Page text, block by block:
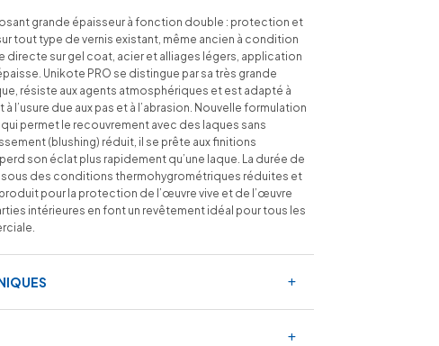
grande épaisseur à fonction double : protection et
tout type de vernis existant, même ancien à condition
directe sur gel coat, acier et alliages légers, application
Unikote PRO se distingue par sa très grande
résiste aux agents atmosphériques et est adapté à
à l’usure due aux pas et à l’abrasion. Nouvelle formulation
permet le recouvrement avec des laques sans
(blushing) réduit, il se prête aux finitions
son éclat plus rapidement qu’une laque. La durée de
sous des conditions thermohygrométriques réduites et
pour la protection de l’œuvre vive et de l’œuvre
intérieures en font un revêtement idéal pour tous les